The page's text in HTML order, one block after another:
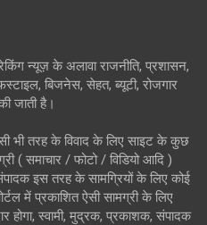
न्यूज़ के अलावा राजनीति, प्रशासन,
बिजनेस, सेहत, ब्यूटी, रोजगार
जाती है।
भी तरह के विवाद के लिए साइट के कुछ
( समाचार / फोटो / विडियो आदि )
इस तरह के सामग्रियों के लिए कोई
में प्रकाशित ऐसी सामग्री के लिए
होगा, स्वामी, मुद्रक, प्रकाशक, संपादक